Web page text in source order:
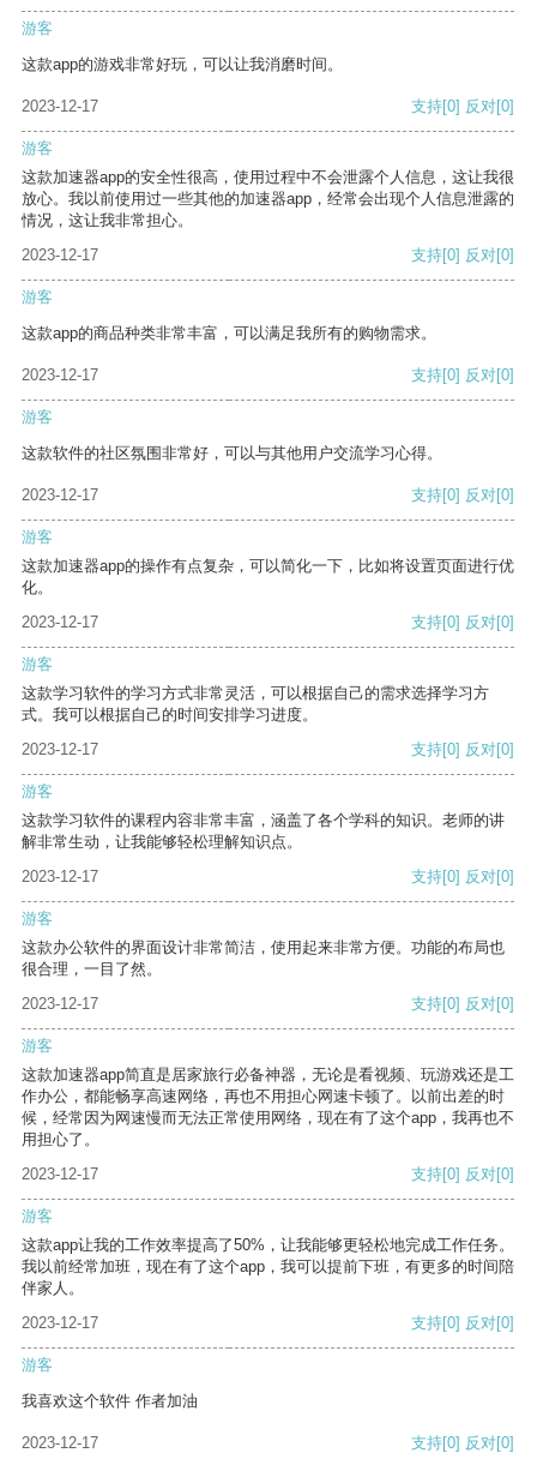
游客
这款app的游戏非常好玩，可以让我消磨时间。
2023-12-17 支持[0] 反对[0]
游客
这款加速器app的安全性很高，使用过程中不会泄露个人信息，这让我很
放心。我以前使用过一些其他的加速器app，经常会出现个人信息泄露的
情况，这让我非常担心。
2023-12-17
支持[0] 反对[0]
游客
这款app的商品种类非常丰富，可以满足我所有的购物需求。
2023-12-17 支持[0] 反对[0]
游客
这款软件的社区氛围非常好，可以与其他用户交流学习心得。
2023-12-17 支持[0] 反对[0]
游客
这款加速器app的操作有点复杂，可以简化一下，比如将设置页面进行优
化。
2023-12-17
支持[0] 反对[0]
游客
这款学习软件的学习方式非常灵活，可以根据自己的需求选择学习方
式。我可以根据自己的时间安排学习进度。
2023-12-17
支持[0] 反对[0]
游客
这款学习软件的课程内容非常丰富，涵盖了各个学科的知识。老师的讲
解非常生动，让我能够轻松理解知识点。
2023-12-17
支持[0] 反对[0]
游客
这款办公软件的界面设计非常简洁，使用起来非常方便。功能的布局也
很合理，一目了然。
2023-12-17
支持[0] 反对[0]
游客
这款加速器app简直是居家旅行必备神器，无论是看视频、玩游戏还是工
作办公，都能畅享高速网络，再也不用担心网速卡顿了。以前出差的时
候，经常因为网速慢而无法正常使用网络，现在有了这个app，我再也不
用担心了。
2023-12-17
支持[0] 反对[0]
游客
这款app让我的工作效率提高了50%，让我能够更轻松地完成工作任务。
我以前经常加班，现在有了这个app，我可以提前下班，有更多的时间陪
伴家人。
2023-12-17
支持[0] 反对[0]
游客
我喜欢这个软件 作者加油
2023-12-17 支持[0] 反对[0]